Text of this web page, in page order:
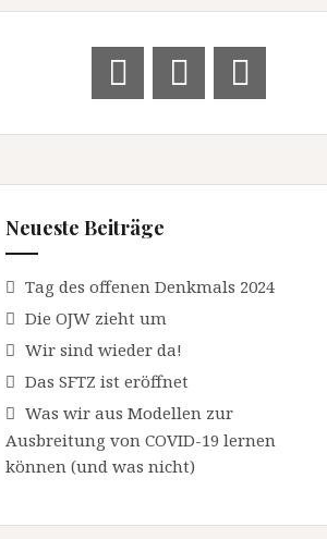
Neueste Beiträge
Tag des offenen Denkmals 2024
Die OJW zieht um
Wir sind wieder da!
Das SFTZ ist eröffnet
Was wir aus Modellen zur
Ausbreitung von COVID-19 lernen
können (und was nicht)